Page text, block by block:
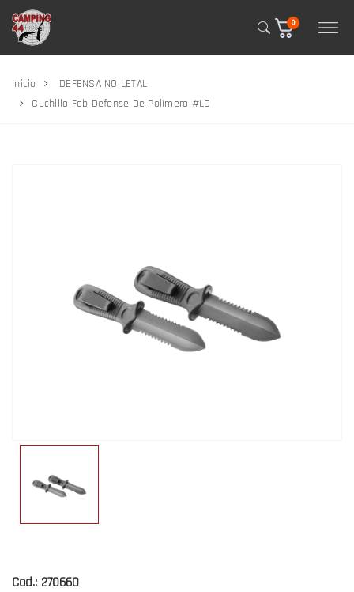
0
Inicio
DEFENSA NO LETAL
Cuchillo Fab Defense De Polímero #LO
Cod.: 270660